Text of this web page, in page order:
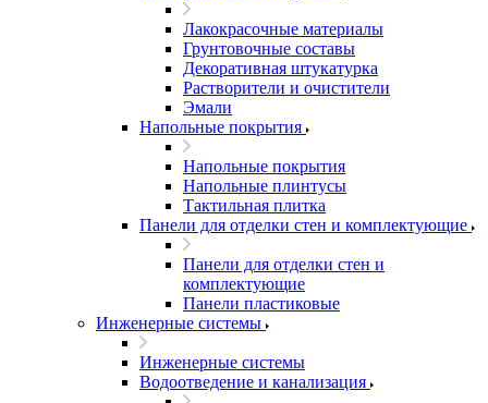
Лакокрасочные материалы
Грунтовочные составы
Декоративная штукатурка
Растворители и очистители
Эмали
Напольные покрытия
Напольные покрытия
Напольные плинтусы
Тактильная плитка
Панели для отделки стен и комплектующие
Панели для отделки стен и
комплектующие
Панели пластиковые
Инженерные системы
Инженерные системы
Водоотведение и канализация